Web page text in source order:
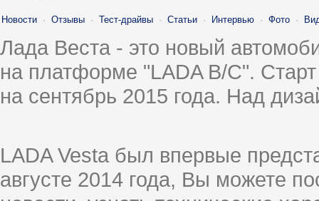
Новости · Отзывы · Тест-драйвы · Статьи · Интервью · Фото ·
Лада Веста - это новый
на платформе "LADA B/C".
на сентябрь 2015 года. Над
LADA Vesta был впервые
августе 2014 года, Вы можете